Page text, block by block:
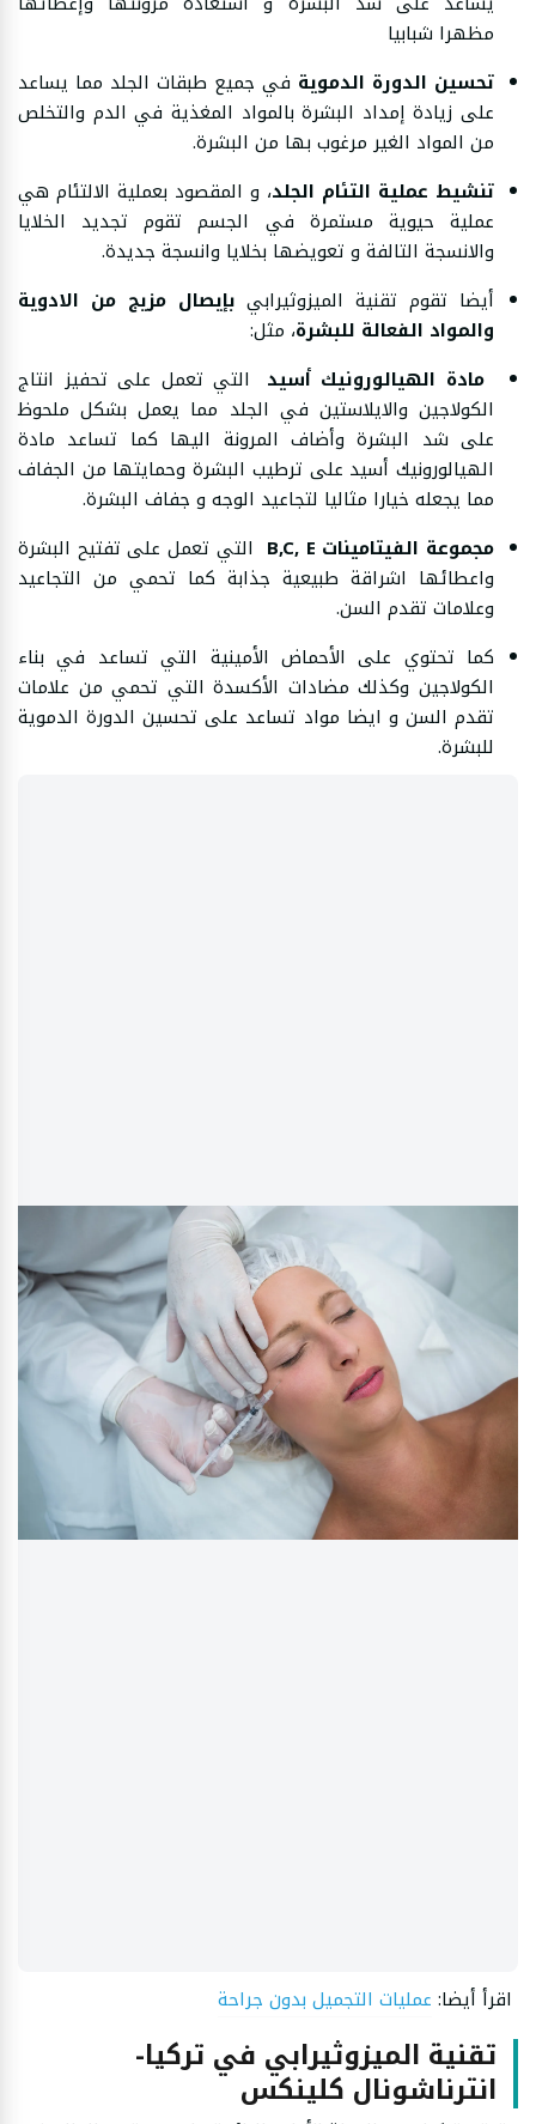
مظهرا شبابيا
تحسين الدورة الدموية في جميع طبقات الجلد مما يساعد
على زيادة إمداد البشرة بالمواد المغذية في الدم والتخلص
من المواد الغير مرغوب بها من البشرة.
تنشيط عملية التئام الجلد، و المقصود بعملية الالتئام هي
عملية حيوية مستمرة في الجسم تقوم تجديد الخلايا
والانسجة التالفة و تعويضها بخلايا وانسجة جديدة.
أيضا تقوم تقنية الميزوثيرابي بإيصال مزيج من الادوية
والمواد الفعالة للبشرة، مثل:
مادة الهيالورونيك أسيد التي تعمل على تحفيز انتاج
الكولاجين والايلاستين في الجلد مما يعمل بشكل ملحوظ
على شد البشرة وأضاف المرونة اليها كما تساعد مادة
الهيالورونيك أسيد على ترطيب البشرة وحمايتها من الجفاف
مما يجعله خيارا مثاليا لتجاعيد الوجه و جفاف البشرة.
مجموعة الفيتامينات B,C, E
التي تعمل على تفتيح البشرة
واعطائها اشراقة طبيعية جذابة كما تحمي من التجاعيد
وعلامات تقدم السن.
كما تحتوي على الأحماض الأمينية التي تساعد في بناء
الكولاجين وكذلك مضادات الأكسدة التي تحمي من علامات
تقدم السن و ايضا مواد تساعد على تحسين الدورة الدموية
للبشرة.
اقرأ أيضا: عمليات التجميل بدون جراحة
تقنية الميزوثيرابي في تركيا-
انترناشونال كلينكس